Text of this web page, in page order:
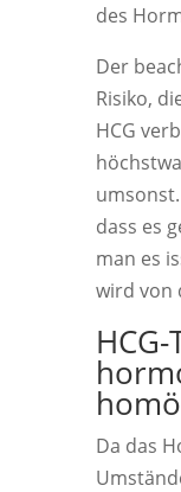
des
Der
Risiko,
HCG
dass es
man es
wird von
Da das